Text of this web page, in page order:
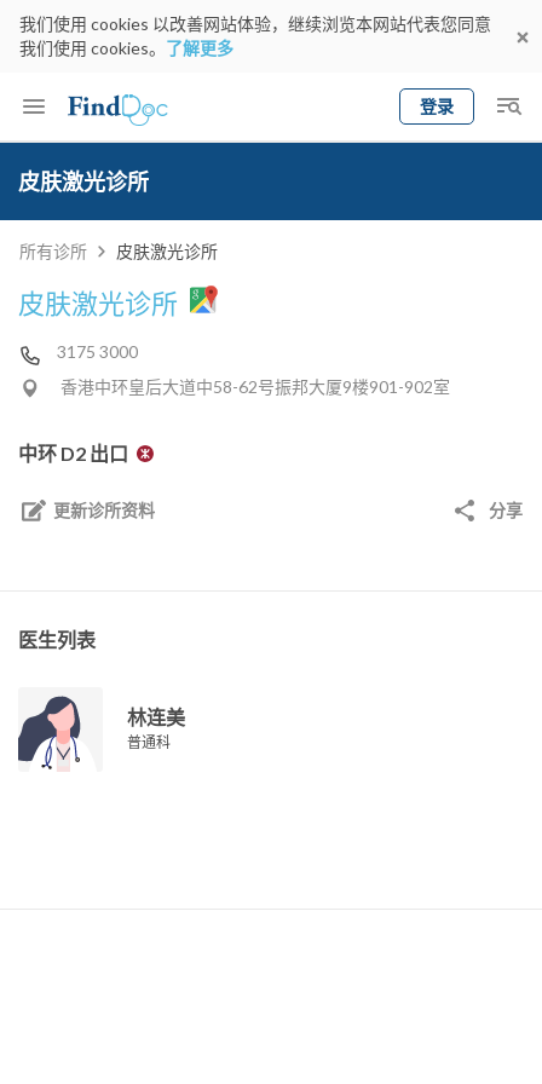
我们使用 cookies 以改善网站体验，继续浏览本网站代表您同意
我们使用 cookies。 了解更多
登录
Keyword
皮肤激光诊所
所有诊所 皮肤激光诊所
皮肤激光诊所
3175 3000
香港中环皇后大道中58-62号振邦大厦9楼901-902室
中环 D2 出口
更新诊所资料 分享
医生列表
林连美
普通科